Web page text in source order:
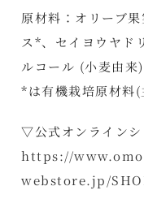
原材料：オリーブ
ス*、セイヨウヤド
ルコール (小麦由
*は有機栽培原材料
▽公式オンラインシ
https://
webstore.jp/